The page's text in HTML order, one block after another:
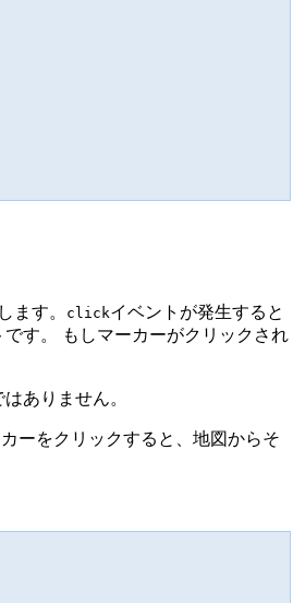
ます。 clickイベントが発生すると
です。 もしマーカーがクリックされ
ありません。
ーをクリックすると、地図からそ